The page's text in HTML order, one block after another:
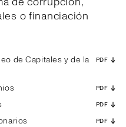
o financiación
de Capitales y de la
PDF
PDF
PDF
PDF